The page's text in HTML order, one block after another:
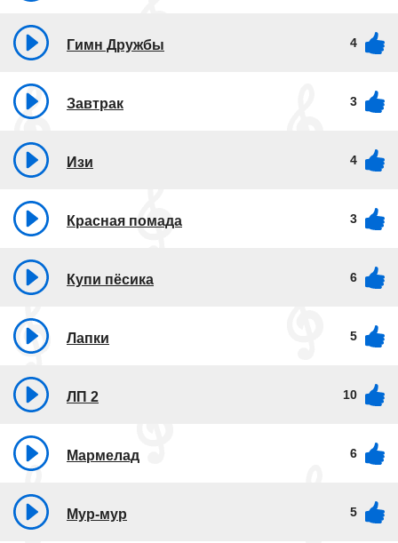
Гимн Дружбы 4
Завтрак 3
Изи 4
Красная помада 3
Купи пёсика 6
Лапки 5
ЛП 2 10
Мармелад 6
Мур-мур 5